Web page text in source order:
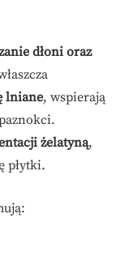
dłoni oraz
lniane, wspierają
żelatyną,
płytki.